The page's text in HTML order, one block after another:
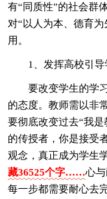
有“同质性”的社会群
对“以人为本、德育
用。
1、发挥高校引
要改变学生的学
的态度。教师需以非
要彻底改变过去“我
的传授者，你是接受
观念，真正成为学生
藏36525个字……心
每一步都需要耐心去